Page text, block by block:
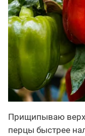
Прищипываю
перцы быстрее